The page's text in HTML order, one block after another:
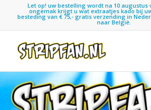
Let op! uw bestelling wordt na 10 augustus
ongemak krijgt u wat extraatjes kado bij
besteding van € 75,- gratis verzending in
naar België.